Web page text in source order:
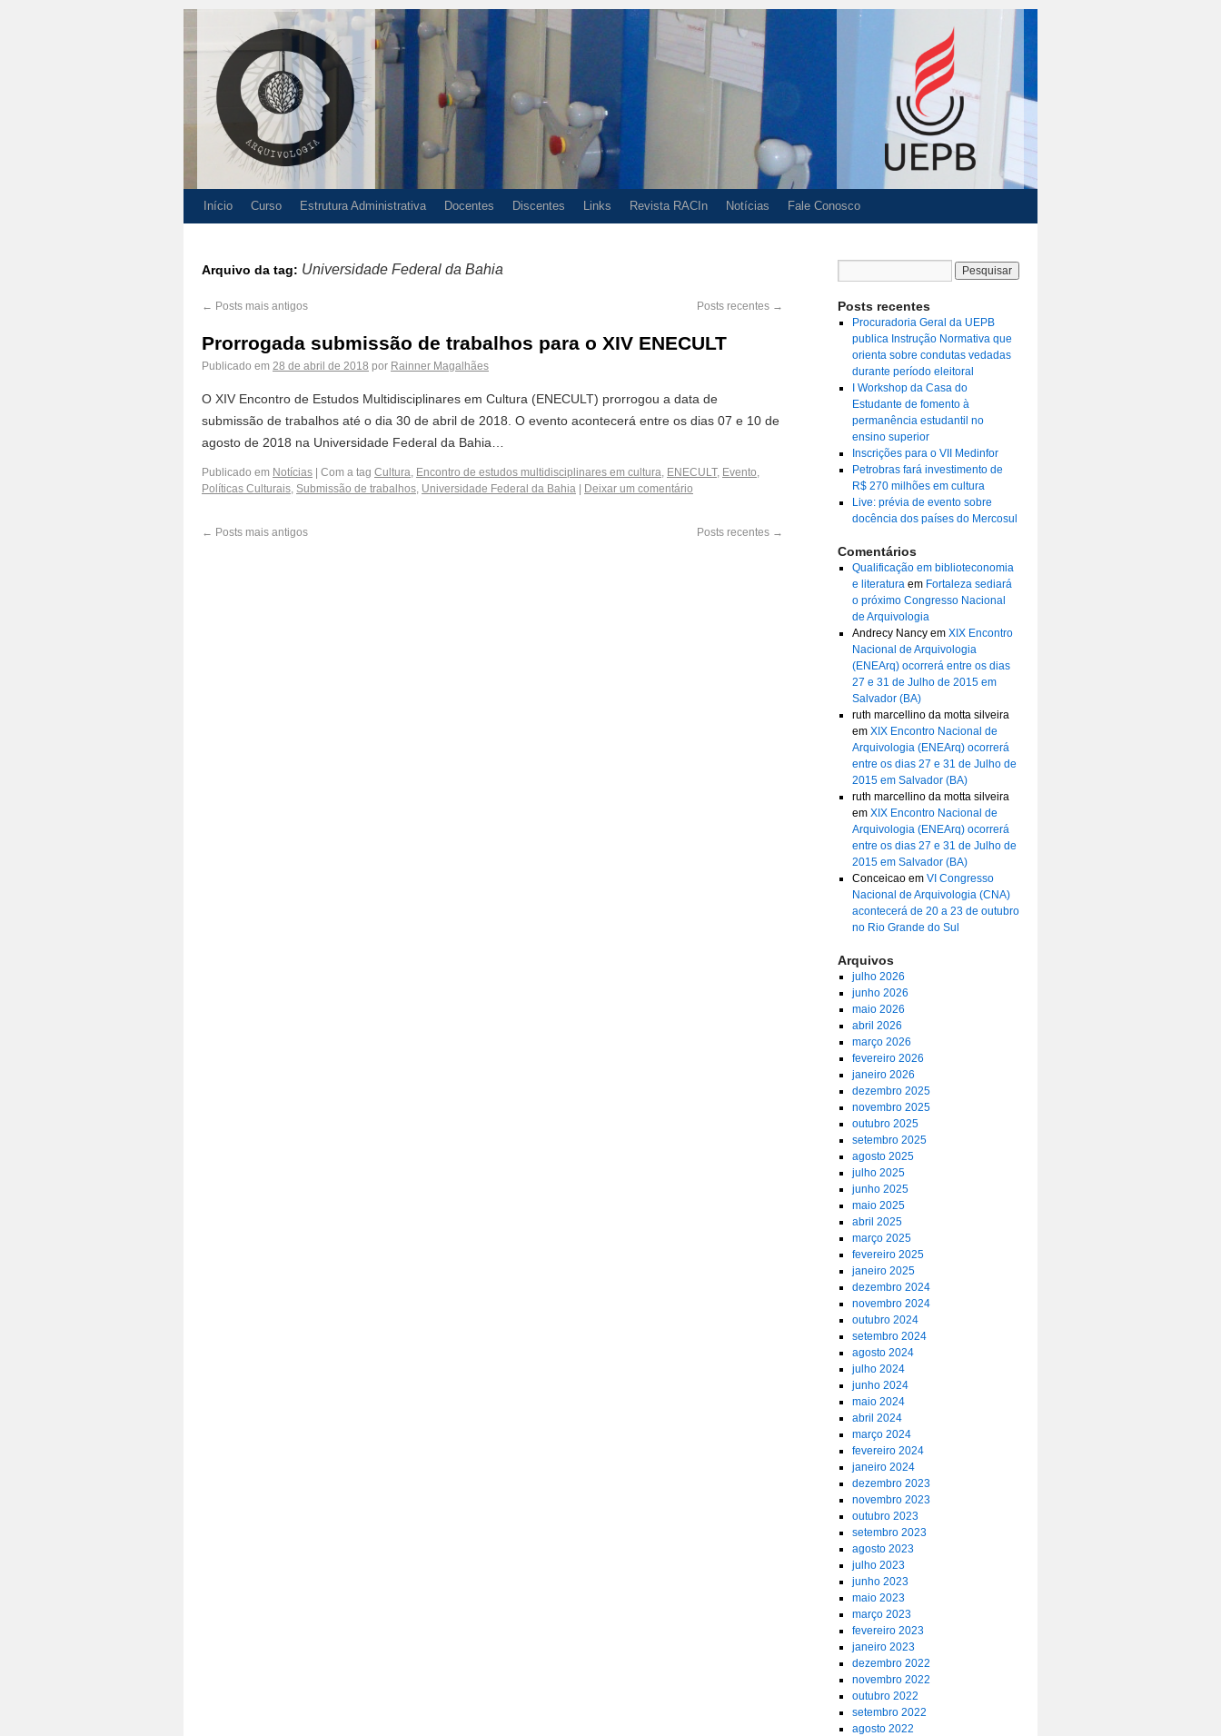
Início Curso Estrutura Administrativa Docentes Discentes Links Revista RACIn Notícias Fale Conosco
Arquivo da tag: Universidade Federal da Bahia
← Posts mais antigos Posts recentes →
Prorrogada submissão de trabalhos para o XIV ENECULT
Publicado em 28 de abril de 2018 por Rainner Magalhães
O XIV Encontro de Estudos Multidisciplinares em Cultura (ENECULT) prorrogou a data de
submissão de trabalhos até o dia 30 de abril de 2018. O evento acontecerá entre os dias 07 e 10 de
agosto de 2018 na Universidade Federal da Bahia…
Publicado em Notícias Com a tag Cultura, Encontro de estudos multidisciplinares em cultura, ENECULT, Evento,
Políticas Culturais, Submissão de trabalhos, Universidade Federal da Bahia Deixar um comentário
← Posts mais antigos Posts recentes →
Posts recentes
Procuradoria Geral da UEPB
publica Instrução Normativa que
orienta sobre condutas vedadas
durante período eleitoral
I Workshop da Casa do
Estudante de fomento à
permanência estudantil no
ensino superior
Inscrições para o VII Medinfor
Petrobras fará investimento de
R$ 270 milhões em cultura
Live: prévia de evento sobre
docência dos países do Mercosul
Comentários
Qualificação em biblioteconomia
e literaturaem Fortaleza sediará
o próximo Congresso Nacional
de Arquivologia
Andrecy Nancyem XIX Encontro
Nacional de Arquivologia
(ENEArq) ocorrerá entre os dias
27 e 31 de Julho de 2015 em
Salvador (BA)
ruth marcellino da motta silveira
em XIX Encontro Nacional de
Arquivologia (ENEArq) ocorrerá
entre os dias 27 e 31 de Julho de
2015 em Salvador (BA)
ruth marcellino da motta silveira
em XIX Encontro Nacional de
Arquivologia (ENEArq) ocorrerá
entre os dias 27 e 31 de Julho de
2015 em Salvador (BA)
Conceicaoem VI Congresso
Nacional de Arquivologia (CNA)
acontecerá de 20 a 23 de outubro
no Rio Grande do Sul
Arquivos
julho 2026
junho 2026
maio 2026
abril 2026
março 2026
fevereiro 2026
janeiro 2026
dezembro 2025
novembro 2025
outubro 2025
setembro 2025
agosto 2025
julho 2025
junho 2025
maio 2025
abril 2025
março 2025
fevereiro 2025
janeiro 2025
dezembro 2024
novembro 2024
outubro 2024
setembro 2024
agosto 2024
julho 2024
junho 2024
maio 2024
abril 2024
março 2024
fevereiro 2024
janeiro 2024
dezembro 2023
novembro 2023
outubro 2023
setembro 2023
agosto 2023
julho 2023
junho 2023
maio 2023
março 2023
fevereiro 2023
janeiro 2023
dezembro 2022
novembro 2022
outubro 2022
setembro 2022
agosto 2022